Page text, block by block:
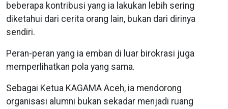
beberapa kontribusi yang ia lakukan lebih sering
diketahui dari cerita orang lain, bukan dari dirinya
sendiri.
Peran-peran yang ia emban di luar birokrasi juga
memperlihatkan pola yang sama.
Sebagai Ketua KAGAMA Aceh, ia mendorong
organisasi alumni bukan sekadar menjadi ruang